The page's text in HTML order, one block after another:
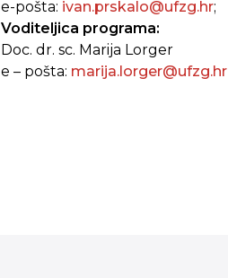
e-pošta: ivan.prskalo@ufzg.hr;
Voditeljica programa:
Doc. dr. sc. Marija Lorger
e – pošta: marija.lorger@ufzg.hr